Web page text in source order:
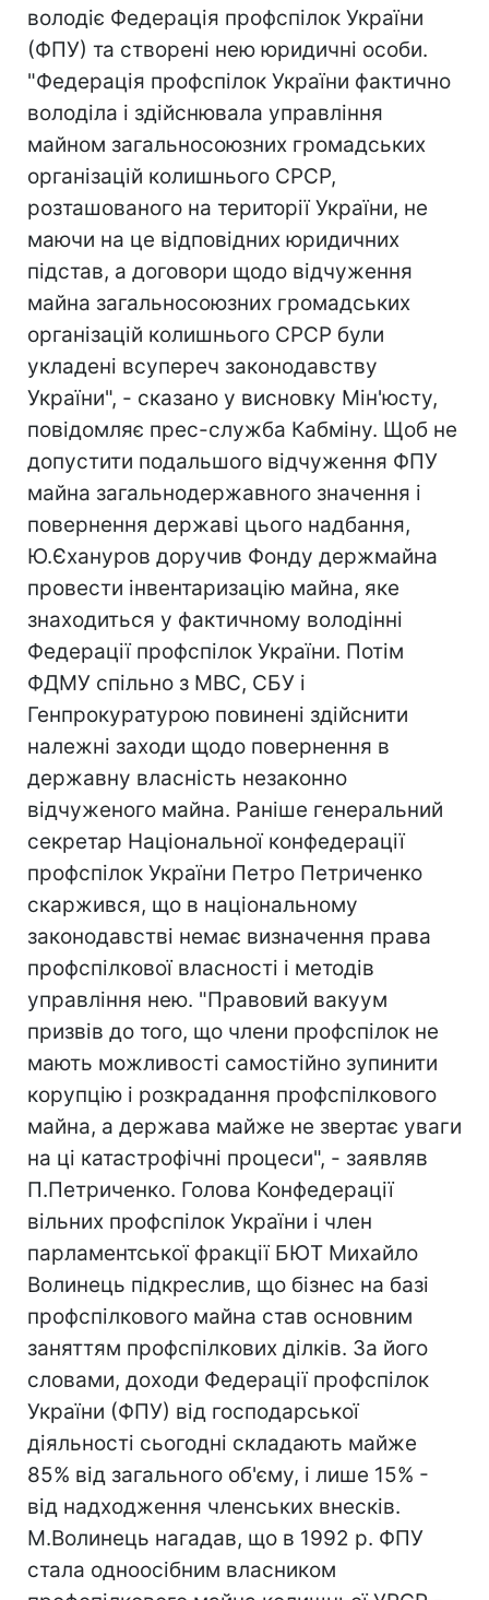
володіє Федерація профспілок України
(ФПУ) та створені нею юридичні особи.
"Федерація профспілок України фактично
володіла і здійснювала управління
майном загальносоюзних громадських
організацій колишнього СРСР,
розташованого на території України, не
маючи на це відповідних юридичних
підстав, а договори щодо відчуження
майна загальносоюзних громадських
організацій колишнього СРСР були
укладені всупереч законодавству
України", - сказано у висновку Мін'юсту,
повідомляє прес-служба Кабміну. Щоб не
допустити подальшого відчуження ФПУ
майна загальнодержавного значення і
повернення державі цього надбання,
Ю.Єхануров доручив Фонду держмайна
провести інвентаризацію майна, яке
знаходиться у фактичному володінні
Федерації профспілок України. Потім
ФДМУ спільно з МВС, СБУ і
Генпрокуратурою повинені здійснити
належні заходи щодо повернення в
державну власність незаконно
відчуженого майна. Раніше генеральний
секретар Національної конфедерації
профспілок України Петро Петриченко
скаржився, що в національному
законодавстві немає визначення права
профспілкової власності і методів
управління нею. "Правовий вакуум
призвів до того, що члени профспілок не
мають можливості самостійно зупинити
корупцію і розкрадання профспілкового
майна, а держава майже не звертає уваги
на ці катастрофічні процеси", - заявляв
П.Петриченко. Голова Конфедерації
вільних профспілок України і член
парламентської фракції БЮТ Михайло
Волинець підкреслив, що бізнес на базі
профспілкового майна став основним
заняттям профспілкових ділків. За його
словами, доходи Федерації профспілок
України (ФПУ) від господарської
діяльності сьогодні складають майже
85% від загального об'єму, і лише 15% -
від надходження членських внесків.
М.Волинець нагадав, що в 1992 р. ФПУ
стала одноосібним власником